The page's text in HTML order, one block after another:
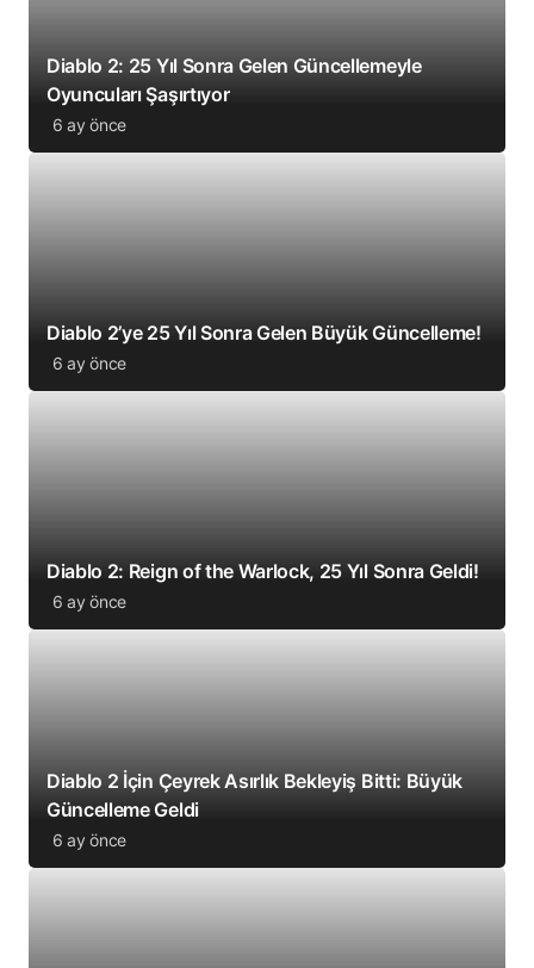
Diablo 2: 25 Yıl Sonra Gelen Güncellemeyle
Oyuncuları Şaşırtıyor
6 ay önce
Diablo 2’ye 25 Yıl Sonra Gelen Büyük Güncelleme!
6 ay önce
Diablo 2: Reign of the Warlock, 25 Yıl Sonra Geldi!
6 ay önce
Diablo 2 İçin Çeyrek Asırlık Bekleyiş Bitti: Büyük
Güncelleme Geldi
6 ay önce